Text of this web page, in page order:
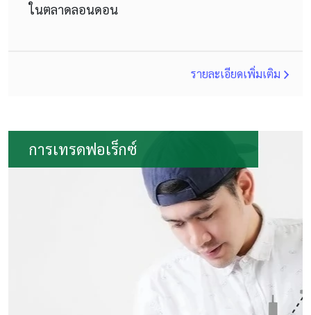
ในตลาดลอนดอน
รายละเอียดเพิ่มเติม
การเทรดฟอเร็กซ์